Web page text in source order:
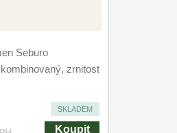
Seburo
zrnitost
SKLADEM
Koupit